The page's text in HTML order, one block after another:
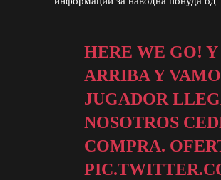
HERE WE GO!
ARRIBA Y
JUGADOR
NOSOTROS
COMPRA.